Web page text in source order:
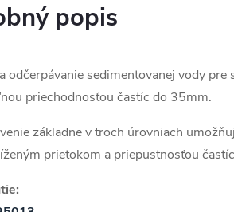
popis
odčerpávanie sedimentovanej vody pre
priechodnosťou častíc do 35mm.
základne v troch úrovniach
prietokom a priepustnosťou častíc